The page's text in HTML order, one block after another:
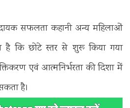
सफलता कहानी अन्य महिलाओं
कि छोटे स्तर से शुरू किया गया
एवं आत्मनिर्भरता की दिशा में
है।